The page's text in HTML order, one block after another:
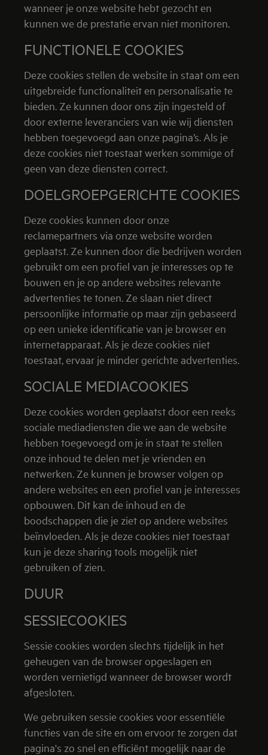
wanneer je onze website hebt gezocht en
kunnen we de prestatie ervan niet monitoren.
FUNCTIONELE COOKIES
Deze cookies stellen de website in staat om een
uitgebreide functionaliteit en personalisatie te
bieden. Ze kunnen door ons zijn ingesteld of
door externe leveranciers van wie wij diensten
hebben toegevoegd aan onze pagina’s. Als je
deze cookies niet toestaat werken sommige of
geen van deze diensten correct.
DOELGROEPGERICHTE COOKIES
Deze cookies kunnen door onze
reclamepartners via onze website worden
geplaatst. Ze kunnen door die bedrijven worden
gebruikt om een profiel van je interesses op te
bouwen en je op andere websites relevante
advertenties te tonen. Ze slaan niet direct
persoonlijke informatie op maar zijn gebaseerd
op een unieke identificatie van je browser en
internetapparaat. Als je deze cookies niet
toestaat, ervaar je minder gerichte advertenties.
SOCIALE MEDIACOOKIES
Deze cookies worden geplaatst door een reeks
sociale mediadiensten die we aan de website
hebben toegevoegd om je in staat te stellen
onze inhoud te delen met je vrienden en
netwerken. Ze kunnen je browser volgen op
andere websites en een profiel van je interesses
opbouwen. Dit kan de inhoud en de
boodschappen die je ziet op andere websites
beïnvloeden. Als je deze cookies niet toestaat
kun je deze sharing tools mogelijk niet
gebruiken of zien.
DUUR
SESSIECOOKIES
Sessie cookies worden slechts tijdelijk in het
geheugen van de browser opgeslagen en
worden vernietigd wanneer de browser wordt
afgesloten.
We gebruiken sessie cookies voor essentiële
functies van de site en om ervoor te zorgen dat
pagina's zo snel en efficiënt mogelijk naar de